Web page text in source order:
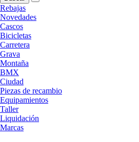
Rebajas
Novedades
Cascos
Bicicletas
Carretera
Grava
Montaña
BMX
Ciudad
Piezas de recambio
Equipamientos
Taller
Liquidación
Marcas